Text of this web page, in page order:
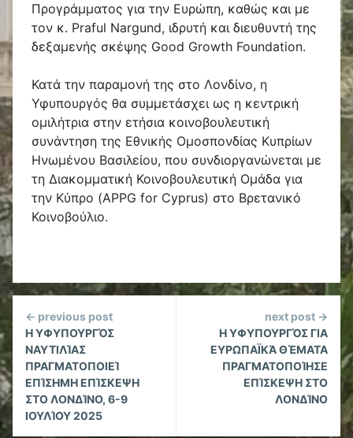
Προγράμματος για την Ευρώπη, καθώς και με
τον κ. Praful Nargund, ιδρυτή και διευθυντή της
δεξαμενής σκέψης Good Growth Foundation.
Κατά την παραμονή της στο Λονδίνο, η
Υφυπουργός θα συμμετάσχει ως η κεντρική
ομιλήτρια στην ετήσια κοινοβουλευτική
συνάντηση της Εθνικής Ομοσπονδίας Κυπρίων
Ηνωμένου Βασιλείου, που συνδιοργανώνεται με
τη Διακομματική Κοινοβουλευτική Ομάδα για
την Κύπρο (APPG for Cyprus) στο Βρετανικό
Κοινοβούλιο.
Continue
Reading
← previous post
Η ΥΦΥΠΟΥΡΓΌΣ
ΝΑΥΤΙΛΊΑΣ
ΠΡΑΓΜΑΤΟΠΟΙΕΊ
ΕΠΊΣΗΜΗ ΕΠΊΣΚΕΨΗ
ΣΤΟ ΛΟΝΔΊΝΟ, 6-9
ΙΟΥΛΊΟΥ 2025
next post →
Η ΥΦΥΠΟΥΡΓΌΣ ΓΙΑ
ΕΥΡΩΠΑΪΚΆ ΘΈΜΑΤΑ
ΠΡΑΓΜΑΤΟΠΟΊΗΣΕ
ΕΠΊΣΚΕΨΗ ΣΤΟ
ΛΟΝΔΊΝΟ